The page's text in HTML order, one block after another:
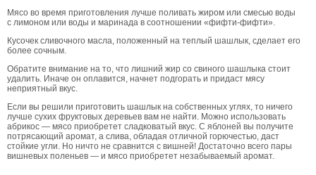
Мясо во время приготовления лучше поливать жиром или смесью воды
с лимоном или воды и маринада в соотношении «фифти-фифти».
Кусочек сливочного масла, положенный на теплый шашлык, сделает его
более сочным.
Обратите внимание на то, что лишний жир со свиного шашлыка стоит
удалить. Иначе он оплавится, начнет подгорать и придаст мясу
неприятный вкус.
Если вы решили приготовить шашлык на собственных углях, то ничего
лучше сухих фруктовых деревьев вам не найти. Можно использовать
абрикос — мясо приобретет сладковатый вкус. С яблоней вы получите
потрясающий аромат, а слива, обладая отличной горючестью, даст
стойкие угли. Но ничто не сравнится с вишней! Достаточно всего пары
вишневых поленьев — и мясо приобретет незабываемый аромат.